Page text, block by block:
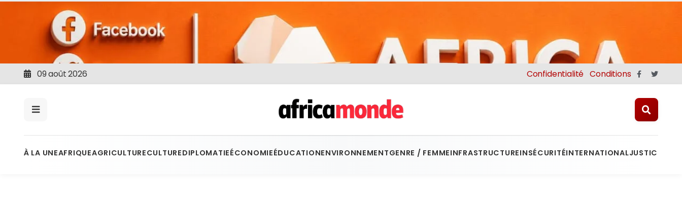
09 août 2026 Confidentialité Conditions
À LA UNEAFRIQUEAGRICULTURECULTUREDIPLOMATIEÉCONOMIEÉDUCATIONENVIRONNEMENTGENRE / FEMMEINFRASTRUCTUREINSÉCURITÉINTERNATIONALJUSTICE